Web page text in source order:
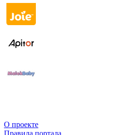
О проекте
Правила портала